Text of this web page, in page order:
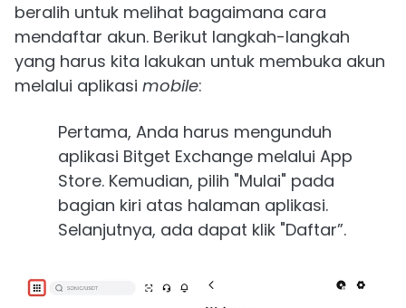
beralih untuk melihat bagaimana cara
mendaftar akun. Berikut langkah-langkah
yang harus kita lakukan untuk membuka akun
melalui aplikasi mobile:
Pertama, Anda harus mengunduh
aplikasi Bitget Exchange melalui App
Store. Kemudian, pilih "Mulai" pada
bagian kiri atas halaman aplikasi.
Selanjutnya, ada dapat klik "Daftar”.